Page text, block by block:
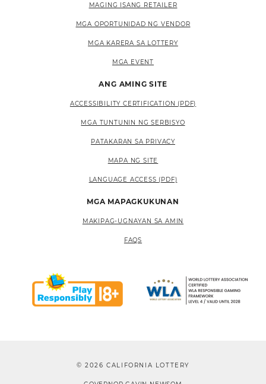
MAGING ISANG RETAILER
MGA OPORTUNIDAD NG VENDOR
MGA KARERA SA LOTTERY
MGA EVENT
ANG AMING SITE
ACCESSIBILITY CERTIFICATION (PDF)
MGA TUNTUNIN NG SERBISYO
PATAKARAN SA PRIVACY
MAPA NG SITE
LANGUAGE ACCESS (PDF)
MGA MAPAGKUKUNAN
MAKIPAG-UGNAYAN SA AMIN
FAQS
© 2026 CALIFORNIA LOTTERY